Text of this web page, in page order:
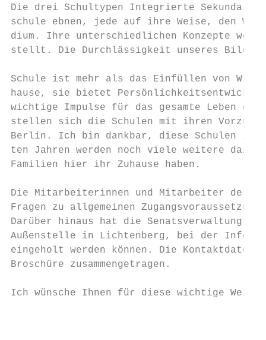
Die drei Schultypen Integrierte
schule ebnen, jede auf ihre Weise, den
dium. Ihre unterschiedlichen Konzepte
stellt. Die Durchlässigkeit unseres
Schule ist mehr als das Einfüllen von
hause, sie bietet
wichtige Impulse für das gesamte Leben
stellen sich die Schulen mit ihren
Berlin. Ich bin dankbar, diese Schulen in
ten Jahren werden noch viele weitere
Familien hier ihr Zuhause haben.
Die Mitarbeiterinnen und Mitarbeiter des
Fragen zu allgemeinen
Darüber hinaus hat die Senatsverwaltung
Außenstelle in Lichtenberg, bei der
eingeholt werden können. Die
Broschüre zusammengetragen.
Ich wünsche Ihnen für diese wichtige